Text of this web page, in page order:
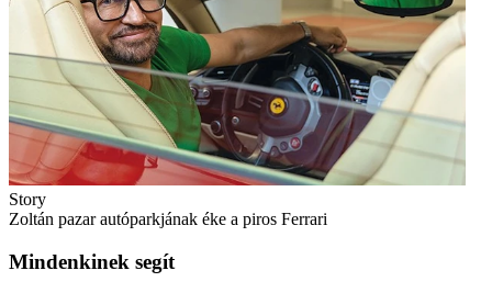
Story
Zoltán pazar autó­parkjának éke a piros Ferrari
Mindenkinek segít